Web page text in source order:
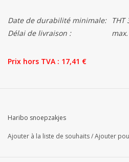
Marques
Date de durabilité minimale:
THT
Délai de livraison :
Prix ​​hors TVA : 17,41 €
Haribo snoepzakjes
Ajouter à la liste de souhaits/Ajouter